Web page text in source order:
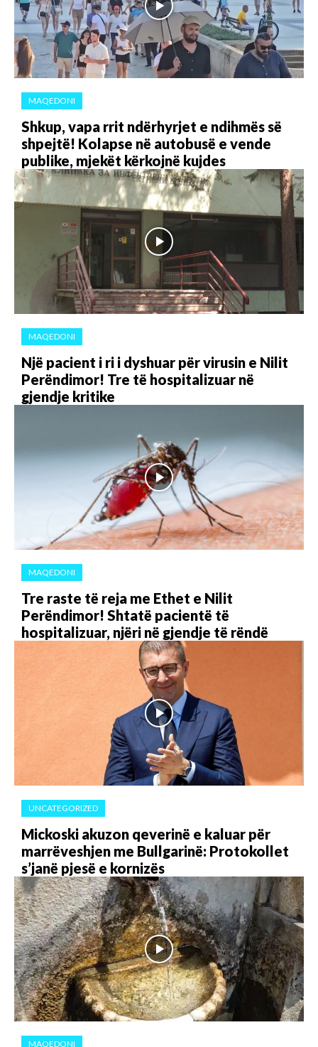
MAQEDONI
Shkup, vapa rrit ndërhyrjet e ndihmës së
shpejtë! Kolapse në autobusë e vende
publike, mjekët kërkojnë kujdes
MAQEDONI
Një pacient i ri i dyshuar për virusin e Nilit
Perëndimor! Tre të hospitalizuar në
gjendje kritike
MAQEDONI
Tre raste të reja me Ethet e Nilit
Perëndimor! Shtatë pacientë të
hospitalizuar, njëri në gjendje të rëndë
UNCATEGORIZED
Mickoski akuzon qeverinë e kaluar për
marrëveshjen me Bullgarinë: Protokollet
s’janë pjesë e kornizës
MAQEDONI